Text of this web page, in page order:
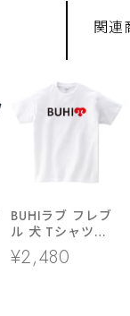
関連
BUHIラブ フレブ
ル 犬 Tシャツ
dog08 フレンチ
ブルドッグ 服
¥2,480